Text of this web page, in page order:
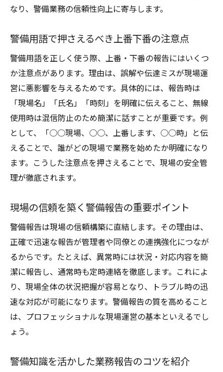
なり、警備業務の信頼性向上に寄与します。
警備用語で押さえるべき上番下番の注意点
警備用語を正しく使う際、上番・下番の報告にはいくつ
か注意点があります。理由は、誤解や伝達ミスが現場運
営に悪影響を与えるためです。具体的には、報告時は
「現場名」「氏名」「時刻」を明確に伝えること、無線
使用時は混信防止のため簡潔に話すことが重要です。例
として、「○○現場、○○、上番します、○○時」と伝
えることで、誰がどの現場で業務を始めたか明確になり
ます。こうした注意点を押さえることで、現場の安全管
理が徹底されます。
現場の信頼を築く警備報告の重要ポイント
警備報告は現場の信頼構築に直結します。その理由は、
正確で迅速な報告が管理者や同僚との連携強化につなが
るからです。たとえば、異常時には状況・対応内容を簡
潔に報告し、通常時も定時連絡を徹底します。これによ
り、現場全体の状況把握が容易となり、トラブル時の迅
速な対応が可能になります。警備報告の質を高めること
は、プロフェッショナルな現場運営の基本といえるでし
ょう。
警備知識を活かした業務報告のコツを紹介